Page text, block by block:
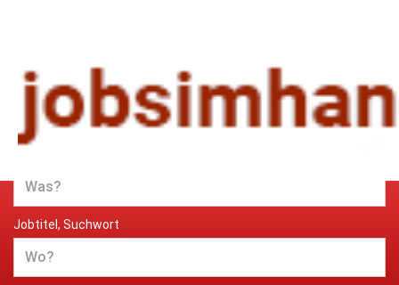
Jobs und Stellenangebote im
Handwerk
Jobtitel, Suchwort